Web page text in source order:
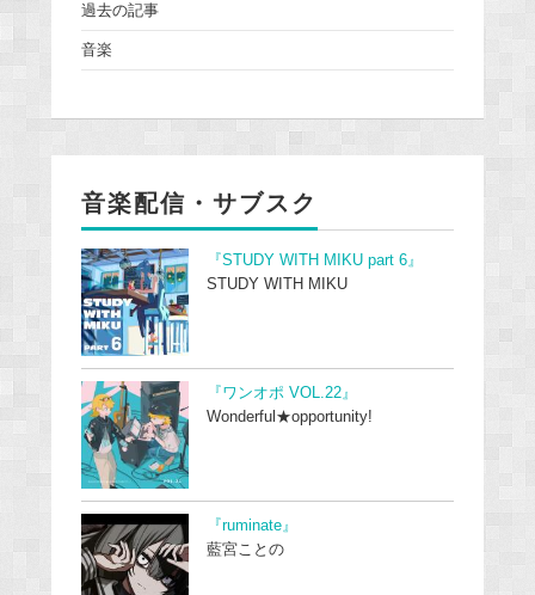
過去の記事
音楽
音楽配信・サブスク
『STUDY WITH MIKU part 6』
STUDY WITH MIKU
『ワンオポ VOL.22』
Wonderful★opportunity!
『ruminate』
藍宮ことの